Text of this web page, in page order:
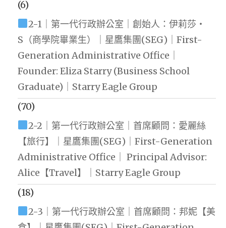
(6)
2-1｜第一代行政辦公室｜創始人：伊莉莎・
S（商學院畢業生）｜星鷹集團(SEG)｜First-
Generation Administrative Office｜
Founder: Eliza Starry (Business School
Graduate)｜Starry Eagle Group
(70)
2-2｜第一代行政辦公室｜首席顧問：愛麗絲
【旅行】｜星鷹集團(SEG)｜First-Generation
Administrative Office｜ Principal Advisor:
Alice【Travel】｜Starry Eagle Group
(18)
2-3｜第一代行政辦公室｜首席顧問：邦妮【美